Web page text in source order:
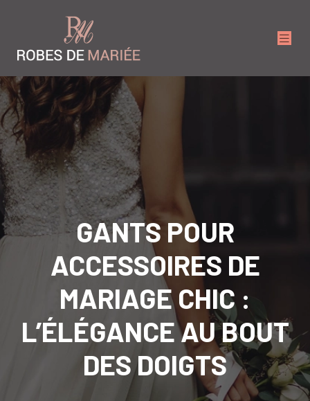
GANTS POUR
ACCESSOIRES DE
MARIAGE CHIC :
L’ÉLÉGANCE AU BOUT
DES DOIGTS